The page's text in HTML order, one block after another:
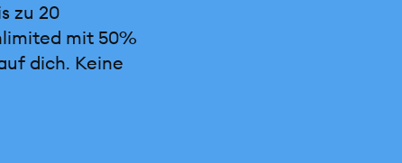
zu 20
mit 50%
dich. Keine